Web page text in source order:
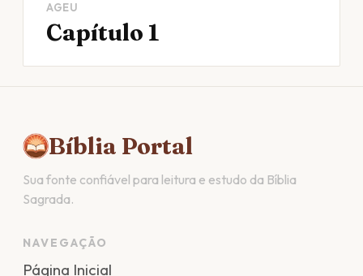
AGEU
Capítulo 1
Bíblia Portal
Sua fonte confiável para leitura e estudo da Bíblia
Sagrada.
NAVEGAÇÃO
Página Inicial